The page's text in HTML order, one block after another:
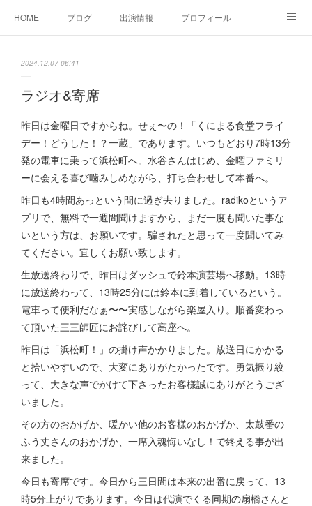
HOME ブログ 出演情報 プロフィール
2024.12.07 06:41
ラジオ&寄席
昨日は金曜日ですからね。せぇ〜の！「くにまる食堂フライ
デー！どうした！？一蔵」であります。いつもどおり7時13分
発の電車に乗って浜松町へ。水谷さんはじめ、金曜ファミリ
ーに会える喜び噛みしめながら、打ち合わせして本番へ。
昨日も4時間あっという間に過ぎ去りました。radikoというア
プリで、無料で一週間聞けますから、まだ一度も聞いた事な
いという方は、お願いです。騙されたと思って一度聞いてみ
てください。宜しくお願い致します。
生放送終わりで、昨日はダッシュで鈴本演芸場へ移動。13時
に放送終わって、13時25分には鈴本に到着しているという。
電車って便利だなぁ〜〜実感しながら楽屋入り。順番変わっ
て頂いた三三師匠にお詫びして高座へ。
昨日は「浜松町！」の掛け声かかりました。放送日にかかる
と拾いやすいので、大変にありがたかったです。勇気振り絞
って、大きな声でかけて下さったお客様誠にありがとうござ
いました。
その方のおかげか、暖かい他のお客様のおかげか、太鼓番の
ふう丈さんのおかげか、一席入魂悔いなし！で終える事が出
来ました。
今日も寄席です。今日から三日間は本来の出番に戻って、13
時5分上がりであります。今日は代演でくる同期の扇橋さんと